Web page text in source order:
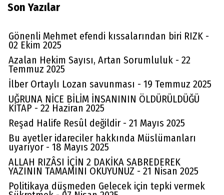
Son Yazılar
Gönenli Mehmet efendi kıssalarından biri RIZK -
02 Ekim 2025
Azalan Hekim Sayısı, Artan Sorumluluk - 22
Temmuz 2025
İlber Ortaylı Lozan savunması - 19 Temmuz 2025
UĞRUNA NİCE BİLİM İNSANININ ÖLDÜRÜLDÜĞÜ
KİTAP - 22 Haziran 2025
Reşad Halife Resûl değildir - 21 Mayıs 2025
Bu ayetler idareciler hakkında Müslümanları
uyarıyor - 18 Mayıs 2025
ALLAH RIZÂSI İÇİN 2 DAKİKA SABREDEREK
YAZININ TAMAMINI OKUYUNUZ - 21 Nisan 2025
Politikaya düşmeden Gelecek için tepki vermek